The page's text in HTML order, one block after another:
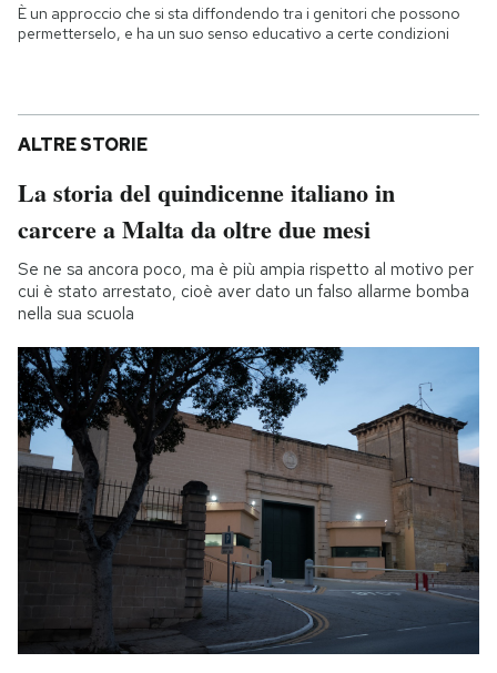
È un approccio che si sta diffondendo tra i genitori che possono
permetterselo, e ha un suo senso educativo a certe condizioni
ALTRE STORIE
La storia del quindicenne italiano in
carcere a Malta da oltre due mesi
Se ne sa ancora poco, ma è più ampia rispetto al motivo per
cui è stato arrestato, cioè aver dato un falso allarme bomba
nella sua scuola